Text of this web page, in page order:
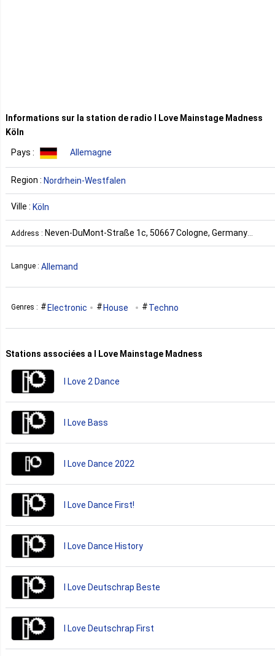
Informations sur la station de radio I Love Mainstage Madness
Köln
Pays : Allemagne
Region : Nordrhein-Westfalen
Ville : Köln
Address : Neven-DuMont-Straße 1c, 50667 Cologne, Germany
Allemagne
Langue : Allemand
Genres : Electronic House Techno
Stations associées a I Love Mainstage Madness
I Love 2 Dance
I Love Bass
I Love Dance 2022
I Love Dance First!
I Love Dance History
I Love Deutschrap Beste
I Love Deutschrap First